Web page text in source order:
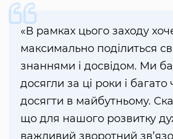
«В рамках цього заходу
максимально поділиться
знаннями і досвідом. Ми
досягли за ці роки і
досягти в майбутньому.
що для нашого розвитку
важливий зворотний